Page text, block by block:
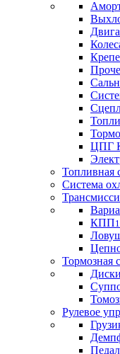
ЦПГ
Топливная
Система
КПП
Тормозная
Рулевое